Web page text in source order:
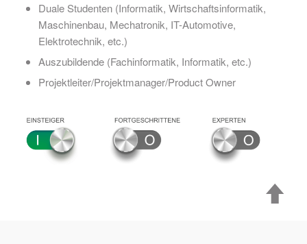
Duale Studenten (Informatik, Wirtschaftsinformatik,
Maschinenbau, Mechatronik, IT-Automotive,
Elektrotechnik, etc.)
Auszubildende (Fachinformatik, Informatik, etc.)
Projektleiter/Projektmanager/Product Owner